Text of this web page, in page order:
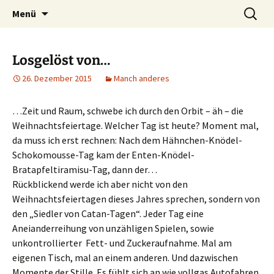
Häkelfieber
Ich bin im…
Menü
Suchen
nach:
Losgelöst von…
26. Dezember 2015 Manch anderes
…Zeit und Raum, schwebe ich durch den Orbit – äh – die
Weihnachtsfeiertage. Welcher Tag ist heute? Moment mal,
da muss ich erst rechnen: Nach dem Hähnchen-Knödel-
Schokomousse-Tag kam der Enten-Knödel-
Bratapfeltiramisu-Tag, dann der…
Rückblickend werde ich aber nicht von den
Weihnachtsfeiertagen dieses Jahres sprechen, sondern von
den „Siedler von Catan-Tagen“. Jeder Tag eine
Aneianderreihung von unzähligen Spielen, sowie
unkontrollierter Fett- und Zuckeraufnahme. Mal am
eigenen Tisch, mal an einem anderen. Und dazwischen